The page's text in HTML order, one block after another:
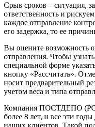
Срыв сроков – ситуация,
ответственность и
каждое отправление
его задержка, то ее
Вы оцените возможность
отправления. Чтобы
специальной форме
кнопку «Рассчитать».
носит предварительный
учетом веса и типа
Компания ПОСТДЕПО
более 8 лет, и все эти
наших клиентов. Такой